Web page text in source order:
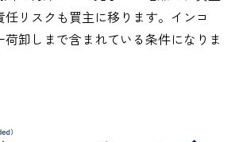
任リスクも買主に移ります。インコ
卸しまで含まれている条件になりま